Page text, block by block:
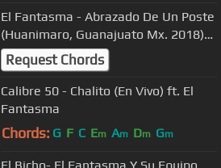
El Fantasma - Abrazado De Un Poste
(Huanimaro, Guanajuato Mx. 2018)
recap
Request Chords
Calibre 50 - Chalito (En Vivo) ft. El
Fantasma
Chords: G F C Em Am Dm Gm